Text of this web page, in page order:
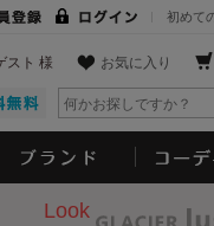
初めて
お気に入り
スト 様
Look